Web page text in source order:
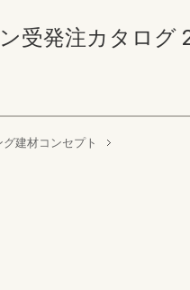
受発注カタログ
建材コンセプト